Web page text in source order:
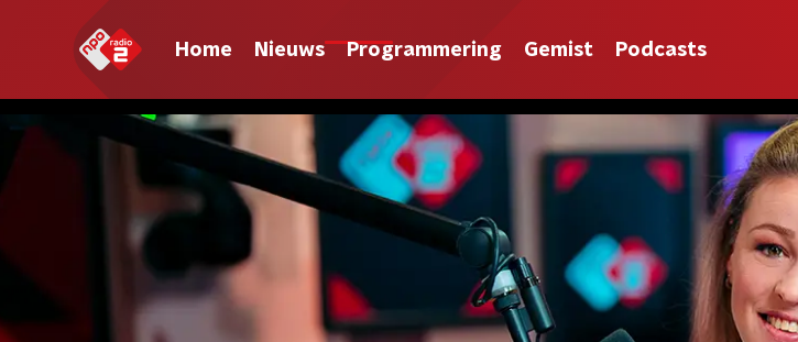
Home Nieuws Programmering Gemist Podcasts